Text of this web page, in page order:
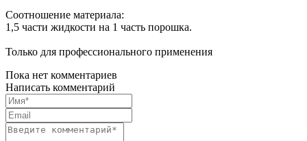
Соотношение материала:
1,5 части жидкости на 1 часть порошка.
Только для профессионального применения
Пока нет комментариев
Написать комментарий